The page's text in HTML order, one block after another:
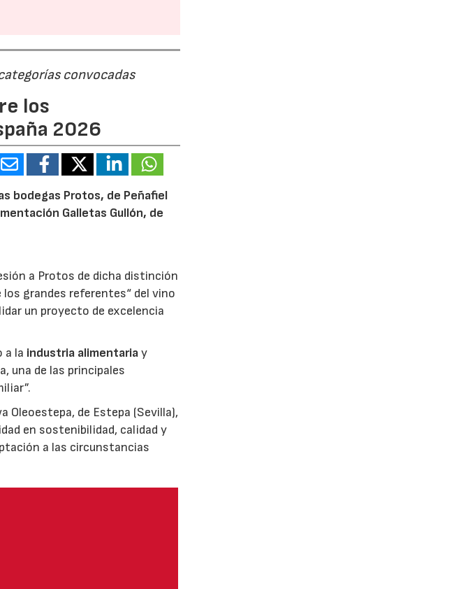
convocadas
los
2026
bodegas Protos, de Peñafiel
Galletas Gullón, de
a Protos de dicha distinción
grandes referentes“ del vino
un proyecto de excelencia
a la industria alimentariay
una de las principales
Oleoestepa, de Estepa (Sevilla),
en sostenibilidad, calidad y
a las circunstancias